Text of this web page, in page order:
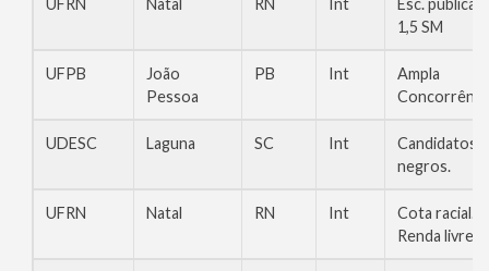
1,5 SM
UFPB
João
Pessoa
PB Int
Ampla
UDESC Laguna SC Int
Candidatos
negros.
UFRN Natal RN Int
Cota racial.
Renda livre